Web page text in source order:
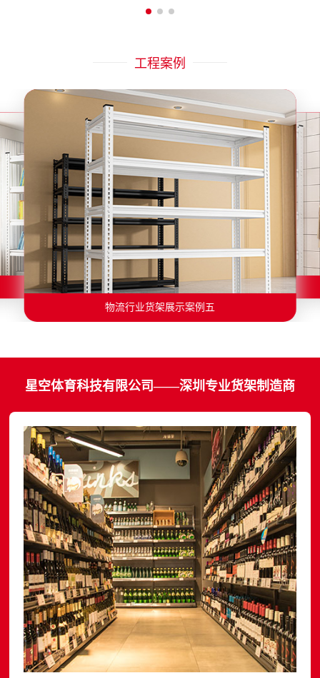
工程案例
物流行业货架展示案例一
物流行业货架展示案例六
物流行业货架展示案例五
物流行业货架展示案例四
物流行业货架展示案例三
物流行业货架展示案例二
星空体育科技有限公司——深圳专业货架制造商